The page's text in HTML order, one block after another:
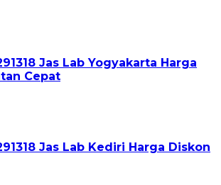
Jas Lab Yogyakarta Harga
Cepat
Jas Lab Kediri Harga Diskon